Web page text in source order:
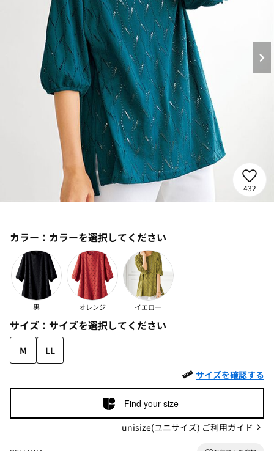
432
カラー： カラーを選択してください
黒 オレンジ イエロー
サイズ： サイズを選択してください
M
LL
サイズを確認する
Find your size
unisize(ユニサイズ) ご利用ガイド